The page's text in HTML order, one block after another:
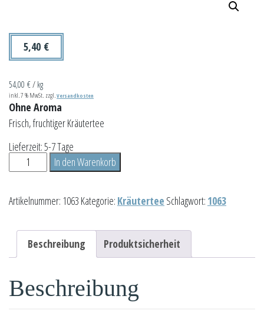
5,40 €
54,00 €/ kg
inkl. 7 % MwSt. zzgl.Versandkosten
Ohne Aroma
Frisch, fruchtiger Kräutertee
Lieferzeit:5-7 Tage
Frische
Seebrise
Menge
In den Warenkorb
Artikelnummer: 1063 Kategorie: Kräutertee Schlagwort: 1063
Beschreibung Produktsicherheit
Beschreibung